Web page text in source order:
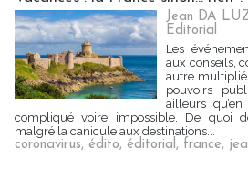
Jean DA
Editorial
Les
aux conseils,
autre
pouvoirs
ailleurs
compliqué voire impossible. De quoi
malgré la canicule aux destinations...
coronavirus, édito, éditorial, france,